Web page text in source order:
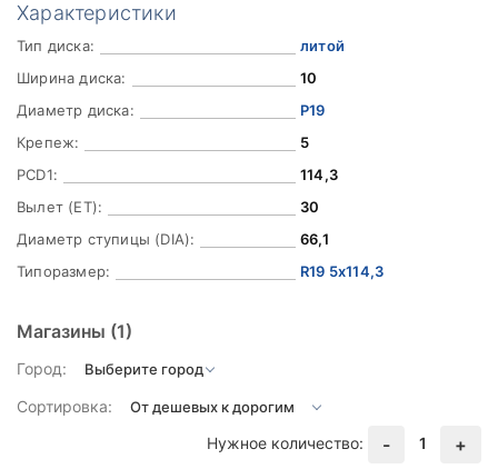
Характеристики
Тип диска:
литой
Ширина диска:
10
Диаметр диска:
Р19
Крепеж:
5
PCD1:
114,3
Вылет (ET):
30
Диаметр ступицы (DIA):
66,1
Типоразмер:
R19 5x114,3
Магазины (1)
Город:
Сортировка:
Нужное количество:
- 1 +